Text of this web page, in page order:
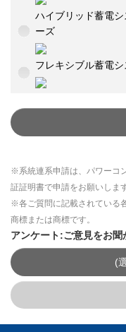
ハイブリッド蓄電
ーズ
フレキシブル蓄電
※系統連系申請は、パワーコ
証証明書で申請をお願いします
※各ご質問に記載されている
商標または商標です。
アンケート:ご意見をお聞
(